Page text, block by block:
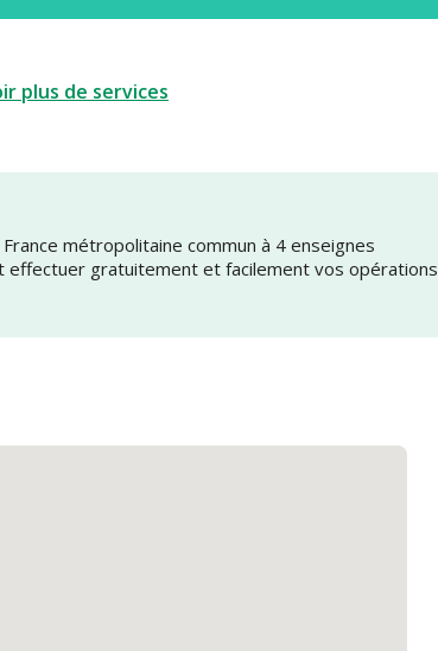
plus de services
métropolitaine commun à 4 enseignes
effectuer gratuitement et facilement vos opérations